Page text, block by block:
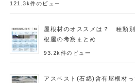
121.3k件のビュー
屋根材のオススメは？ 種類
根屋の考察まとめ
93.2k件のビュー
アスベスト(石綿)含有屋根材